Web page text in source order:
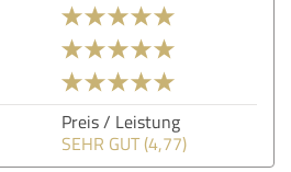
Preis / Leistung
SEHR GUT (4,77)